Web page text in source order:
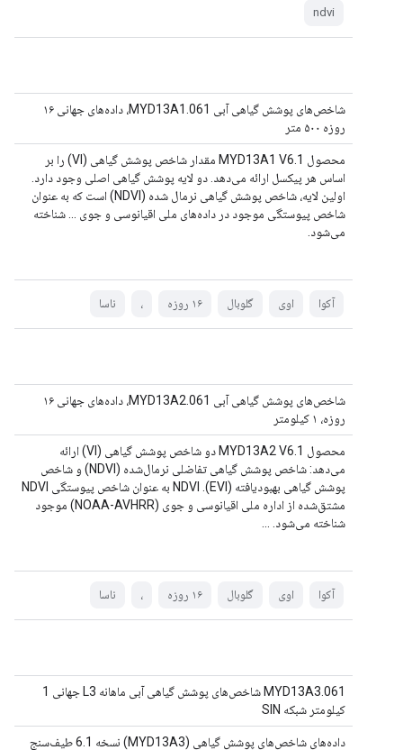
ndvi
شاخص‌های پوشش گیاهی آبی MYD13A1.061، داده‌های جهانی ۱۶
روزه ۵۰۰ متر
محصول MYD13A1 V6.1 مقدار شاخص پوشش گیاهی (VI) را بر
اساس هر پیکسل ارائه می‌دهد. دو لایه پوشش گیاهی اصلی وجود دارد.
اولین لایه، شاخص پوشش گیاهی نرمال شده (NDVI) است که به عنوان
شاخص پیوستگی موجود در داده‌های ملی اقیانوسی و جوی ... شناخته
می‌شود.
آکوا اوی گلوبال ۱۶ روزه ، ناسا
شاخص‌های پوشش گیاهی آبی MYD13A2.061، داده‌های جهانی ۱۶
روزه، ۱ کیلومتر
محصول MYD13A2 V6.1 دو شاخص پوشش گیاهی (VI) ارائه
می‌دهد: شاخص پوشش گیاهی تفاضلی نرمال‌شده (NDVI) و شاخص
پوشش گیاهی بهبودیافته (EVI). NDVI به عنوان شاخص پیوستگی NDVI
مشتق‌شده از اداره ملی اقیانوسی و جوی (NOAA-AVHRR) موجود
شناخته می‌شود. ...
آکوا اوی گلوبال ۱۶ روزه ، ناسا
MYD13A3.061 شاخص‌های پوشش گیاهی آبی ماهانه L3 جهانی 1
کیلومتر شبکه SIN
داده‌های شاخص‌های پوشش گیاهی (MYD13A3) نسخه 6.1 طیف‌سنج